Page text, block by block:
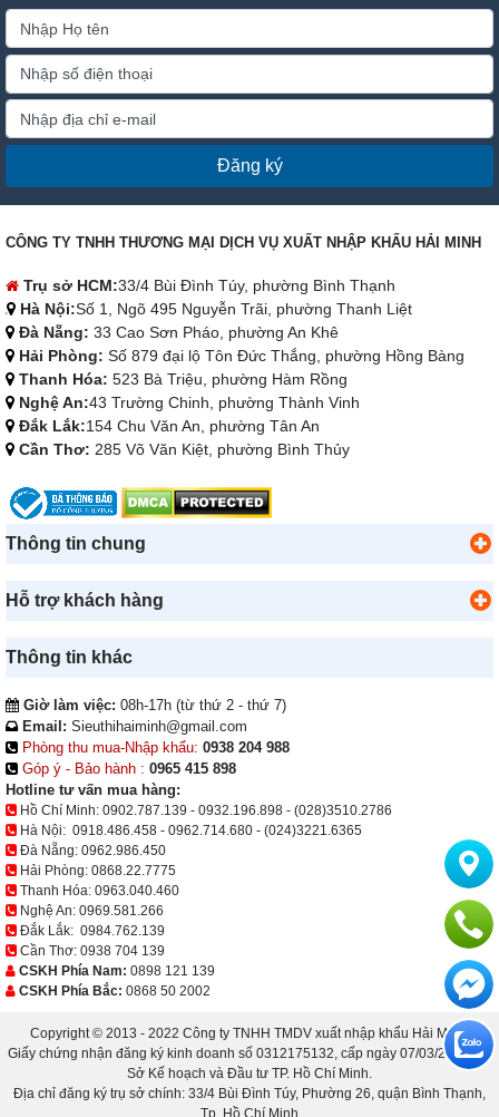
Đăng ký
CÔNG TY TNHH THƯƠNG MẠI DỊCH VỤ XUẤT NHẬP KHẨU HẢI MINH
Trụ sở HCM:33/4 Bùi Đình Túy, phường Bình Thạnh
Hà Nội:Số 1, Ngõ 495 Nguyễn Trãi, phường Thanh Liệt
Đà Nẵng: 33 Cao Sơn Pháo, phường An Khê
Hải Phòng: Số 879 đại lộ Tôn Đức Thắng, phường Hồng Bàng
Thanh Hóa: 523 Bà Triệu, phường Hàm Rồng
Nghệ An:43 Trường Chinh, phường Thành Vinh
Đắk Lắk:154 Chu Văn An, phường Tân An
Cần Thơ: 285 Võ Văn Kiệt, phường Bình Thủy
Thông tin chung
Hỗ trợ khách hàng
Thông tin khác
Giờ làm việc: 08h-17h (từ thứ 2 - thứ 7)
Email: Sieuthihaiminh@gmail.com
Phòng thu mua-Nhập khẩu: 0938 204 988
Góp ý - Bảo hành : 0965 415 898
Hotline tư vấn mua hàng:
Hồ Chí Minh: 0902.787.139 - 0932.196.898 - (028)3510.2786
Hà Nội: 0918.486.458 - 0962.714.680 - (024)3221.6365
Đà Nẵng: 0962.986.450
Hải Phòng: 0868.22.7775
Thanh Hóa: 0963.040.460
Nghệ An: 0969.581.266
Đắk Lắk: 0984.762.139
Cần Thơ: 0938 704 139
CSKH Phía Nam: 0898 121 139
CSKH Phía Bắc: 0868 50 2002
Copyright © 2013 - 2022 Công ty TNHH TMDV xuất nhập khẩu Hải Minh.
Giấy chứng nhận đăng ký kinh doanh số 0312175132, cấp ngày 07/03/2013 bởi
Sở Kế hoạch và Đầu tư TP. Hồ Chí Minh.
Địa chỉ đăng ký trụ sở chính: 33/4 Bùi Đình Túy, Phường 26, quận Bình Thạnh,
Tp. Hồ Chí Minh